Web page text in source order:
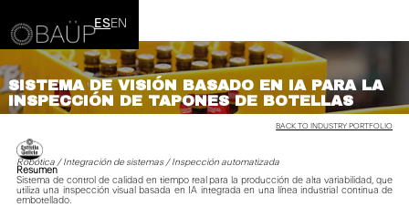
ESEN
SISTEMA DE VISIÓN BASADO EN IA PARA LA
INSPECCIÓN DE TAPONES DE BOTELLAS
BACK TO INDUSTRY PORTFOLIO
Robótica / Integración de sistemas / Inspección automatizada
Resumen
Sistema de control de calidad en tiempo real para la producción de alta variabilidad, que
utiliza una inspección visual basada en IA integrada en una línea industrial continua de
embotellado.